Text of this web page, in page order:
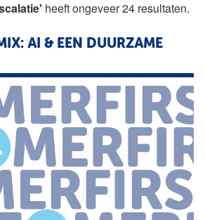
heeft ongeveer 24 resultaten.
AI & EEN DUURZAME